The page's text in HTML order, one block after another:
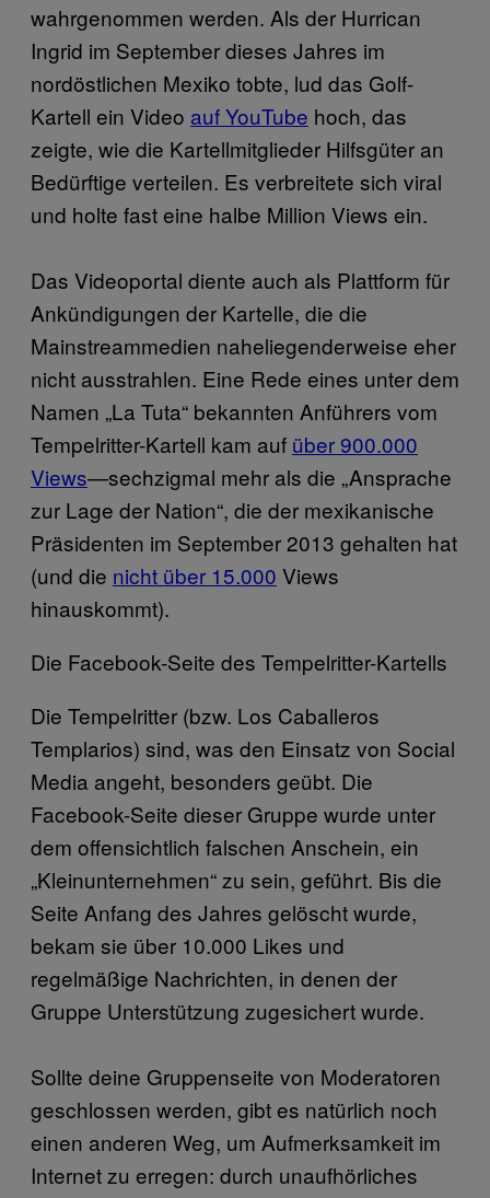
wahrgenommen werden. Als der Hurrican
Ingrid im September dieses Jahres im
nordöstlichen Mexiko tobte, lud das Golf-
Kartell ein Video auf YouTube hoch, das
zeigte, wie die Kartellmitglieder Hilfsgüter an
Bedürftige verteilen. Es verbreitete sich viral
und holte fast eine halbe Million Views ein.
Das Videoportal diente auch als Plattform für
Ankündigungen der Kartelle, die die
Mainstreammedien naheliegenderweise eher
nicht ausstrahlen. Eine Rede eines unter dem
Namen „La Tuta“ bekannten Anführers vom
Tempelritter-Kartell kam auf über 900.000
Views—sechzigmal mehr als die „Ansprache
zur Lage der Nation“, die der mexikanische
Präsidenten im September 2013 gehalten hat
(und die nicht über 15.000 Views
hinauskommt).
Die Facebook-Seite des Tempelritter-Kartells
Die Tempelritter (bzw. Los Caballeros
Templarios) sind, was den Einsatz von Social
Media angeht, besonders geübt. Die
Facebook-Seite dieser Gruppe wurde unter
dem offensichtlich falschen Anschein, ein
„Kleinunternehmen“ zu sein, geführt. Bis die
Seite Anfang des Jahres gelöscht wurde,
bekam sie über 10.000 Likes und
regelmäßige Nachrichten, in denen der
Gruppe Unterstützung zugesichert wurde.
Sollte deine Gruppenseite von Moderatoren
geschlossen werden, gibt es natürlich noch
einen anderen Weg, um Aufmerksamkeit im
Internet zu erregen: durch unaufhörliches